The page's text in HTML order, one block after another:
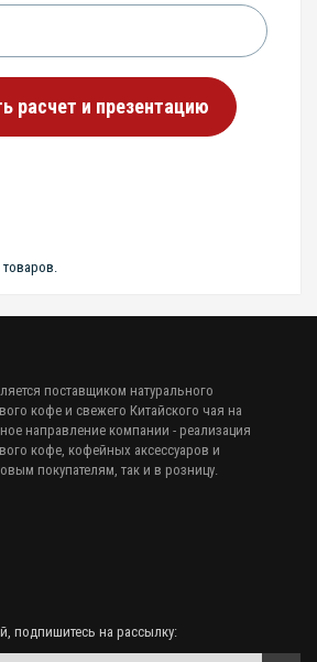
расчет и презентацию
товаров.
поставщиком натурального
кофе и свежего Китайского чая на
направление компании - реализация
кофе, кофейных аксессуаров и
покупателям, так и в розницу.
подпишитесь на рассылку: